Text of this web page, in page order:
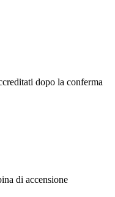
dopo la conferma
di accensione